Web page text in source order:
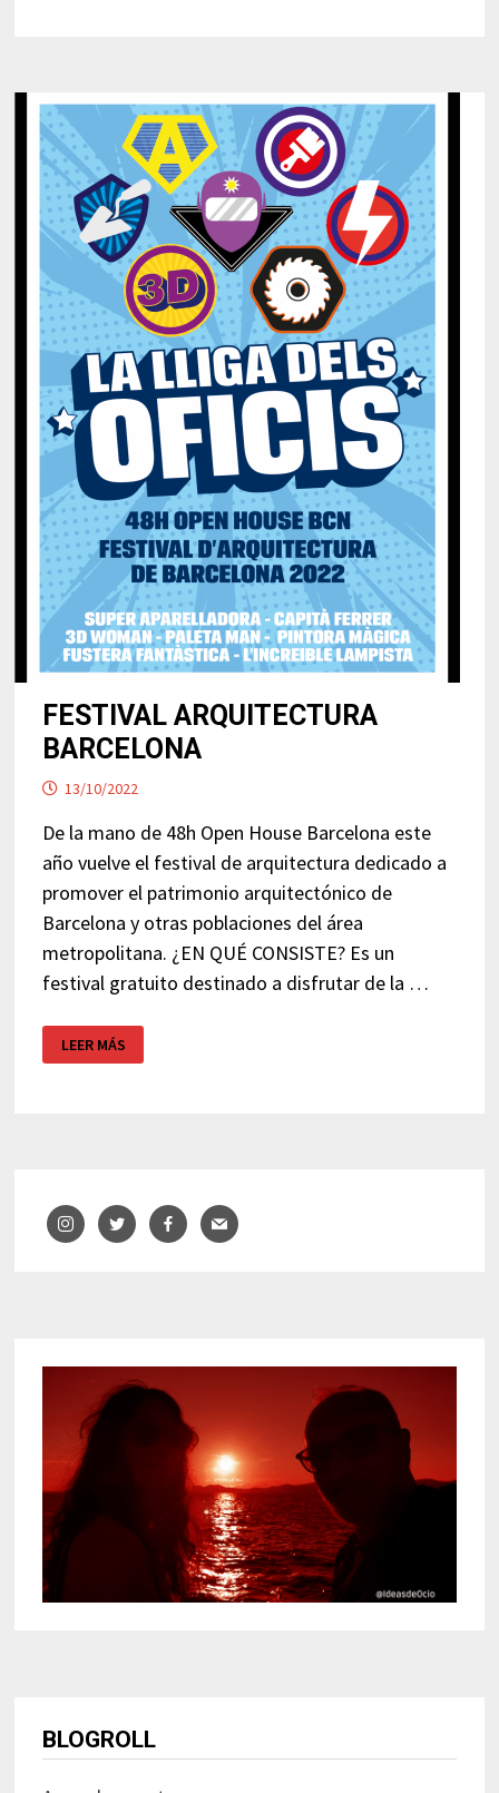
FESTIVAL ARQUITECTURA
BARCELONA
13/10/2022
De la mano de 48h Open House Barcelona este
año vuelve el festival de arquitectura dedicado a
promover el patrimonio arquitectónico de
Barcelona y otras poblaciones del área
metropolitana. ¿EN QUÉ CONSISTE? Es un
festival gratuito destinado a disfrutar de la …
FESTIVAL
ARQUITECTURA
BARCELONA
LEER MÁS
BLOGROLL